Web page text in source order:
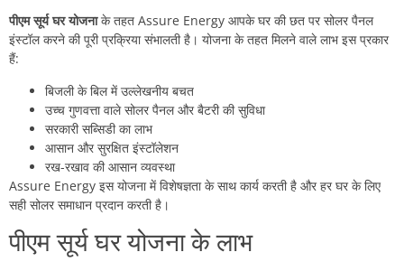
पीएम सूर्य घर योजनाके तहत Assure Energy आपके घर की छत पर सोलर पैनल
इंस्टॉल करने की पूरी प्रक्रिया संभालती है। योजना के तहत मिलने वाले लाभ इस प्रकार
हैं:
बिजली के बिल में उल्लेखनीय बचत
उच्च गुणवत्ता वाले सोलर पैनल और बैटरी की सुविधा
सरकारी सब्सिडी का लाभ
आसान और सुरक्षित इंस्टॉलेशन
रख-रखाव की आसान व्यवस्था
Assure Energy इस योजना में विशेषज्ञता के साथ कार्य करती है और हर घर के लिए
सही सोलर समाधान प्रदान करती है।
पीएम सूर्य घर योजना के लाभ